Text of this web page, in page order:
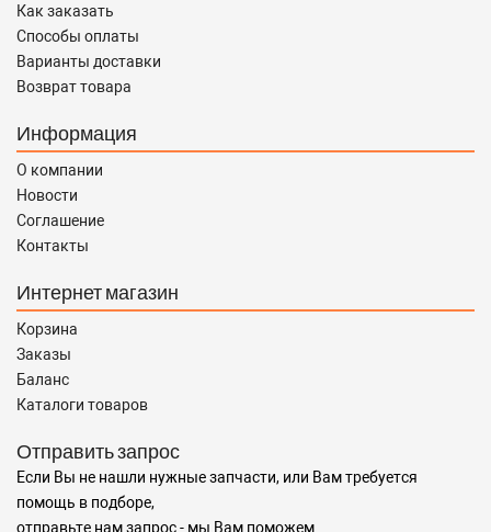
Как заказать
Способы оплаты
Варианты доставки
Возврат товара
Информация
О компании
Новости
Соглашение
Контакты
Интернет магазин
Корзина
Заказы
Баланс
Каталоги товаров
Отправить запрос
Если Вы не нашли нужные запчасти, или Вам требуется
помощь в подборе,
отправьте нам запрос - мы Вам поможем